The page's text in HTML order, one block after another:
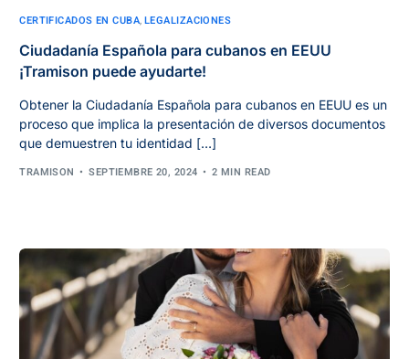
CERTIFICADOS EN CUBA,LEGALIZACIONES
Ciudadanía Española para cubanos en EEUU
¡Tramison puede ayudarte!
Obtener la Ciudadanía Española para cubanos en EEUU es un
proceso que implica la presentación de diversos documentos
que demuestren tu identidad […]
TRAMISON
SEPTIEMBRE 20, 2024 2 MIN READ